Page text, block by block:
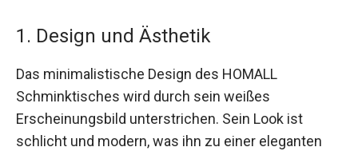
1. Design und Ästhetik
Das minimalistische Design des HOMALL
Schminktisches wird durch sein weißes
Erscheinungsbild unterstrichen. Sein Look ist
schlicht und modern, was ihn zu einer eleganten